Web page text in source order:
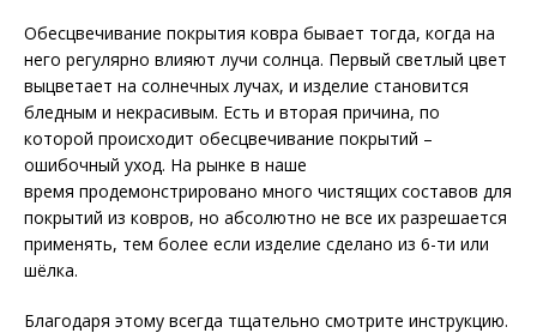
Обесцвечивание покрытия ковра бывает тогда, когда на
него регулярно влияют лучи солнца. Первый светлый цвет
выцветает на солнечных лучах, и изделие становится
бледным и некрасивым. Есть и вторая причина, по
которой происходит обесцвечивание покрытий –
ошибочный уход. На рынке в наше
время продемонстрировано много чистящих составов для
покрытий из ковров, но абсолютно не все их разрешается
применять, тем более если изделие сделано из 6-ти или
шёлка.
Благодаря этому всегда тщательно смотрите инструкцию.